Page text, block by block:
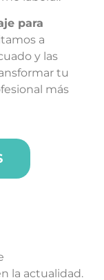
para
a
y las
tu
más
la actualidad.